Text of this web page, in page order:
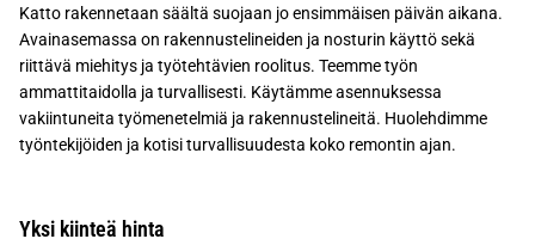
Katto rakennetaan säältä suojaan jo ensimmäisen päivän aikana.
Avainasemassa on rakennustelineiden ja nosturin käyttö sekä
riittävä miehitys ja työtehtävien roolitus. Teemme työn
ammattitaidolla ja turvallisesti. Käytämme asennuksessa
vakiintuneita työmenetelmiä ja rakennustelineitä. Huolehdimme
työntekijöiden ja kotisi turvallisuudesta koko remontin ajan.
Yksi kiinteä hinta